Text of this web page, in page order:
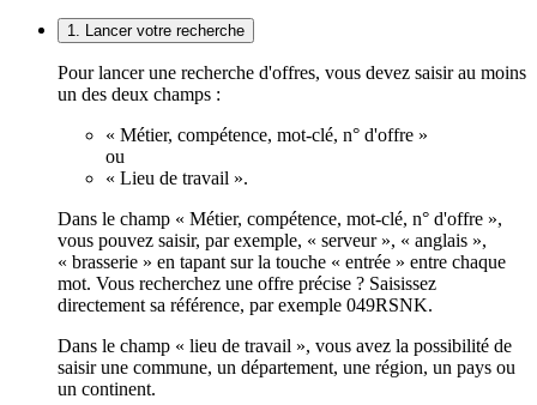
1. Lancer votre recherche
Pour lancer une recherche d'offres, vous devez saisir au moins
un des deux champs :
« Métier, compétence, mot-clé, n° d'offre »
ou
« Lieu de travail ».
Dans le champ « Métier, compétence, mot-clé, n° d'offre »,
vous pouvez saisir, par exemple, « serveur », « anglais »,
« brasserie » en tapant sur la touche « entrée » entre chaque
mot. Vous recherchez une offre précise ? Saisissez
directement sa référence, par exemple 049RSNK.
Dans le champ « lieu de travail », vous avez la possibilité de
saisir une commune, un département, une région, un pays ou
un continent.